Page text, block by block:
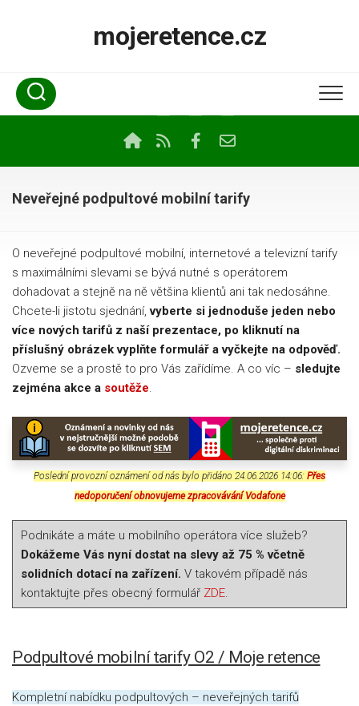
mojeretence.cz
Neveřejné podpultové mobilní tarify
O neveřejné podpultové mobilní, internetové a televizní tarify
s maximálními slevami se bývá nutné s operátorem
dohadovat a stejně na ně většina klientů ani tak nedosáhne.
Chcete-li jistotu sjednání,vyberte si jednoduše jeden nebo
více nových tarifů z naší prezentace, po kliknutí na
příslušný obrázek vyplňte formulář a vyčkejte na odpověď.
Ozveme se a prostě to pro Vás zařídíme. A co víc – sledujte
zejména akce a soutěže.
Poslední provozní oznámení od nás bylo přidáno 24.06.2026 14:06: Přes
nedoporučení obnovujeme zpracovávání Vodafone
Podnikáte a máte u mobilního operátora více služeb?
Dokážeme Vás nyní dostat na slevy až 75 % včetně
solidních dotací na zařízení. V takovém případě nás
kontaktujte přes obecný formulář ZDE.
Podpultové mobilní tarify O2 / Moje retence
Kompletní nabídku podpultových – neveřejných tarifů